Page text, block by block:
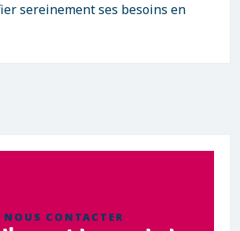
sereinement ses besoins en
NOUS CONTACTER